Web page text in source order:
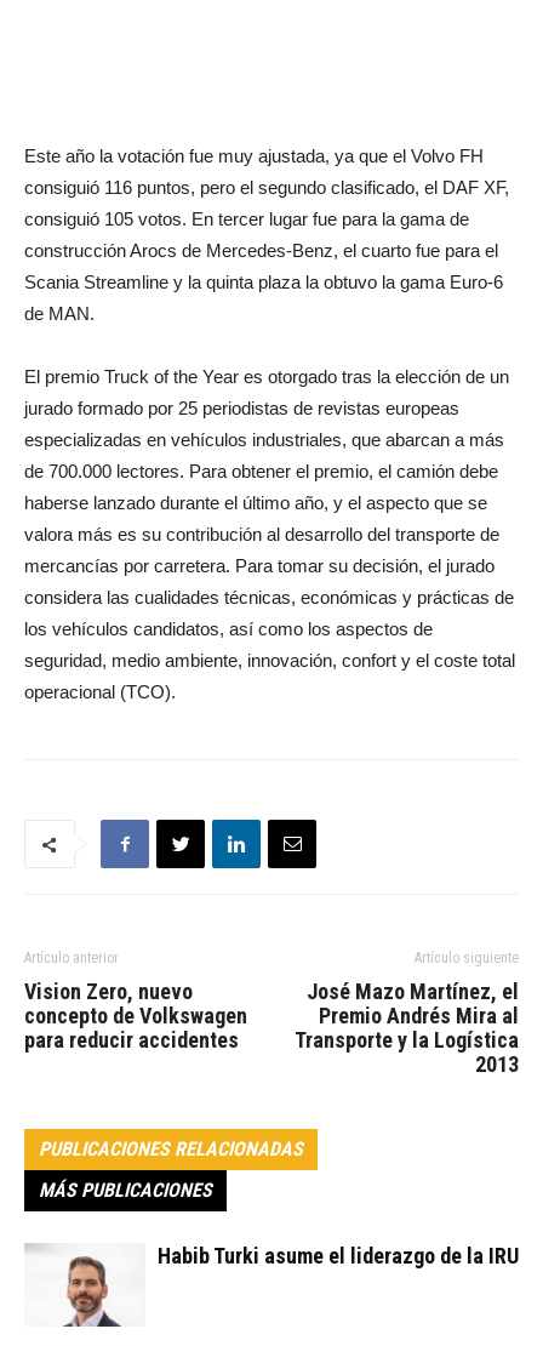
Este año la votación fue muy ajustada, ya que el Volvo FH
consiguió 116 puntos, pero el segundo clasificado, el DAF XF,
consiguió 105 votos. En tercer lugar fue para la gama de
construcción Arocs de Mercedes-Benz, el cuarto fue para el
Scania Streamline y la quinta plaza la obtuvo la gama Euro-6
de MAN.
El premio Truck of the Year es otorgado tras la elección de un
jurado formado por 25 periodistas de revistas europeas
especializadas en vehículos industriales, que abarcan a más
de 700.000 lectores. Para obtener el premio, el camión debe
haberse lanzado durante el último año, y el aspecto que se
valora más es su contribución al desarrollo del transporte de
mercancías por carretera. Para tomar su decisión, el jurado
considera las cualidades técnicas, económicas y prácticas de
los vehículos candidatos, así como los aspectos de
seguridad, medio ambiente, innovación, confort y el coste total
operacional (TCO).
Artículo anterior
Vision Zero, nuevo
concepto de Volkswagen
para reducir accidentes
Artículo siguiente
José Mazo Martínez, el
Premio Andrés Mira al
Transporte y la Logística
2013
PUBLICACIONES RELACIONADAS
MÁS PUBLICACIONES
Habib Turki asume el liderazgo de la IRU